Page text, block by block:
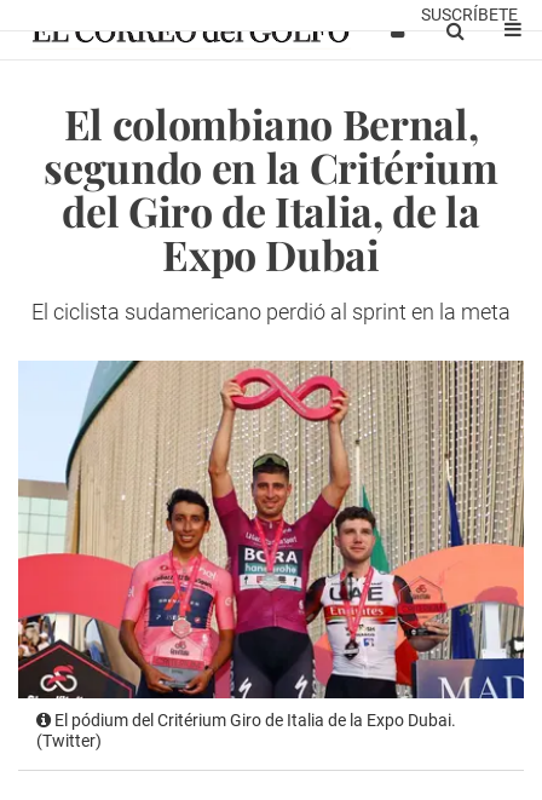
SUSCRÍBETE
El colombiano Bernal,
segundo en la Critérium
del Giro de Italia, de la
Expo Dubai
El ciclista sudamericano perdió al sprint en la meta
El pódium del Critérium Giro de Italia de la Expo Dubai.
(Twitter)